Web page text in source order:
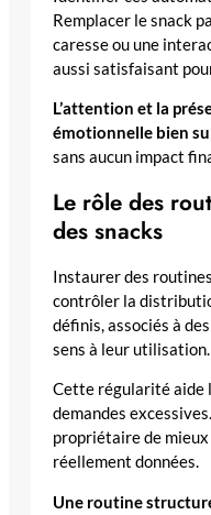
Remplacer le snack
caresse ou une
aussi satisfaisant
L’attention et la
émotionnelle bien
sans aucun impact
Le rôle des
des snacks
Instaurer des
contrôler la
définis, associés à
sens à leur utilisation.
Cette régularité aide
demandes
propriétaire de
réellement données.
Une routine